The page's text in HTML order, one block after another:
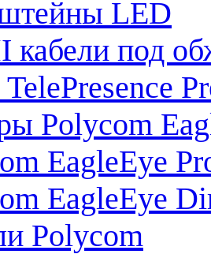
LED
кабели под
Polycom
EagleEye
EagleEye
Polycom